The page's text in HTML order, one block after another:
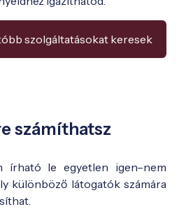
szolgáltatásokat keresek
számíthatsz
írható le egyetlen igen–nem
különböző látogatók számára